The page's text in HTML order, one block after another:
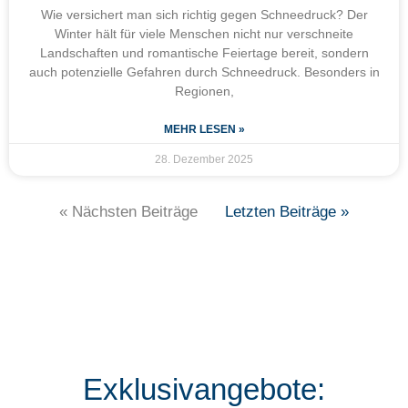
Wie versichert man sich richtig gegen Schneedruck? Der
Winter hält für viele Menschen nicht nur verschneite
Landschaften und romantische Feiertage bereit, sondern
auch potenzielle Gefahren durch Schneedruck. Besonders in
Regionen,
MEHR LESEN »
28. Dezember 2025
« Nächsten Beiträge Letzten Beiträge »
Exklusivangebote: